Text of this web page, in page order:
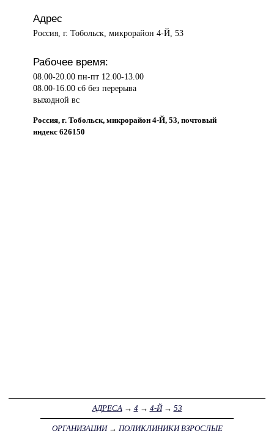
Адрес
Россия, г. Тобольск, микрорайон 4-Й, 53
Рабочее время:
08.00-20.00 пн-пт 12.00-13.00
08.00-16.00 сб без перерыва
выходной вс
Россия, г. Тобольск, микрорайон 4-Й, 53, почтовый
индекс 626150
АДРЕСА→ 4→ 4-Й→ 53
ОРГАНИЗАЦИИ→ ПОЛИКЛИНИКИ ВЗРОСЛЫЕ